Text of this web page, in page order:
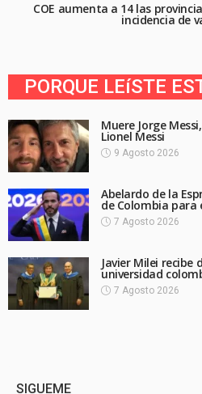
COE aumenta a 14 las
incidencia de
PORQUE LEíSTE
Muere Jorge
Lionel Messi
9 Agosto 2026
Abelardo de la
de Colombia para
7 Agosto 2026
Javier Milei recibe
universidad
7 Agosto 2026
SIGUEME